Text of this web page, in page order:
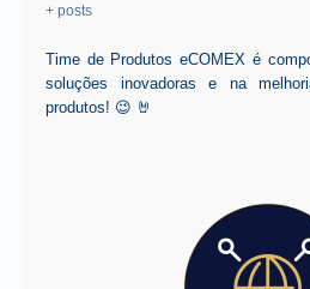
+ posts
Time de Produtos eCOMEX é
soluções inovadoras e na
produtos! 😉 🤘